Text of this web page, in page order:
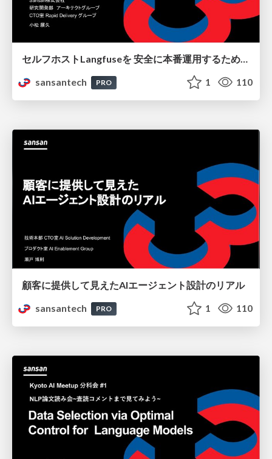
セルフホストLangfuseを 安全に本番運用するために 必要だった設計とそこから生まれた成果
sansantech
PRO 1 110
顧客に提供して見えたAIエージェント設計のリアル
sansantech
PRO 1 110